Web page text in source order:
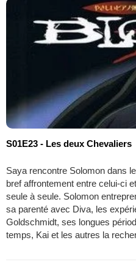
S01E23 - Les deux Chevaliers
Saya rencontre Solomon dans
bref affrontement entre celui-ci
seule à seule. Solomon
sa parenté avec Diva, les
Goldschmidt, ses longues
temps, Kai et les autres la